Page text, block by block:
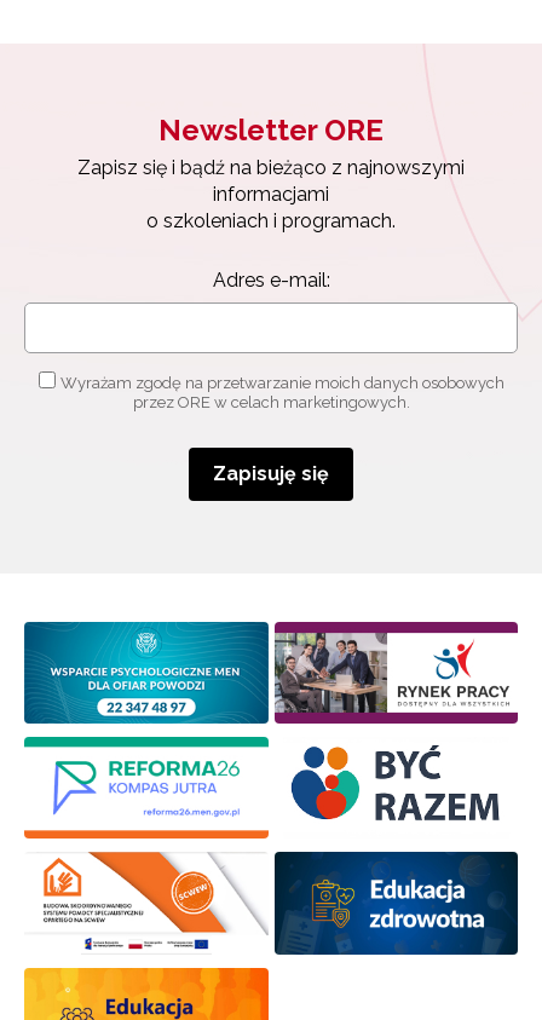
Newsletter ORE
Zapisz się i bądź na bieżąco z najnowszymi
informacjami
o szkoleniach i programach.
Adres e-mail:
Wyrażam zgodę na przetwarzanie moich danych osobowych
przez ORE w celach marketingowych.
Zapisuję się
informacjami
o szkoleniach i programach.
Adres e-mail:
Wyrażam zgodę na przetwarzanie moich danych
osobowych przez ORE w celach marketingowych.
Zapisuję się